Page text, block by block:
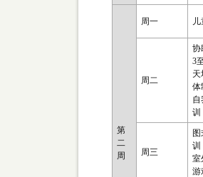
第
二
周
周一
周二
协
3
天
体
训
周三
训
室
游